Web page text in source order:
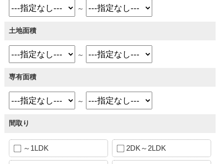
～
土地面積
～
専有面積
～
間取り
～1LDK 2DK～2LDK